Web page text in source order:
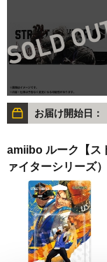
お届け開始日：
amiibo ルーク【ス
ァイターシリーズ）